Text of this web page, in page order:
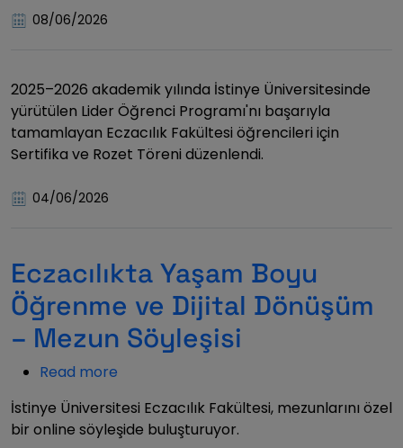
08/06/2026
2025–2026 akademik yılında İstinye Üniversitesinde
yürütülen Lider Öğrenci Programı'nı başarıyla
tamamlayan Eczacılık Fakültesi öğrencileri için
Sertifika ve Rozet Töreni düzenlendi.
04/06/2026
Eczacılıkta Yaşam Boyu
Öğrenme ve Dijital Dönüşüm
– Mezun Söyleşisi
Read more
Yaşam
Boyu
İstinye Üniversitesi Eczacılık Fakültesi, mezunlarını özel
bir online söyleşide buluşturuyor.